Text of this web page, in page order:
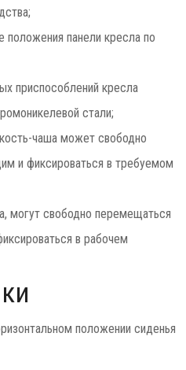
положения панели кресла по
приспособлений кресла
стали;
чаша может свободно
и фиксироваться в требуемом
могут свободно перемещаться
в рабочем
положении сиденья